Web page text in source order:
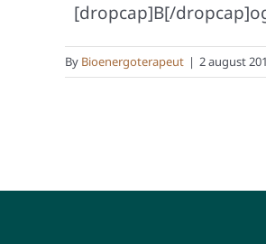
[dropcap]B[/
By Bioenergoterapeut | 2 august